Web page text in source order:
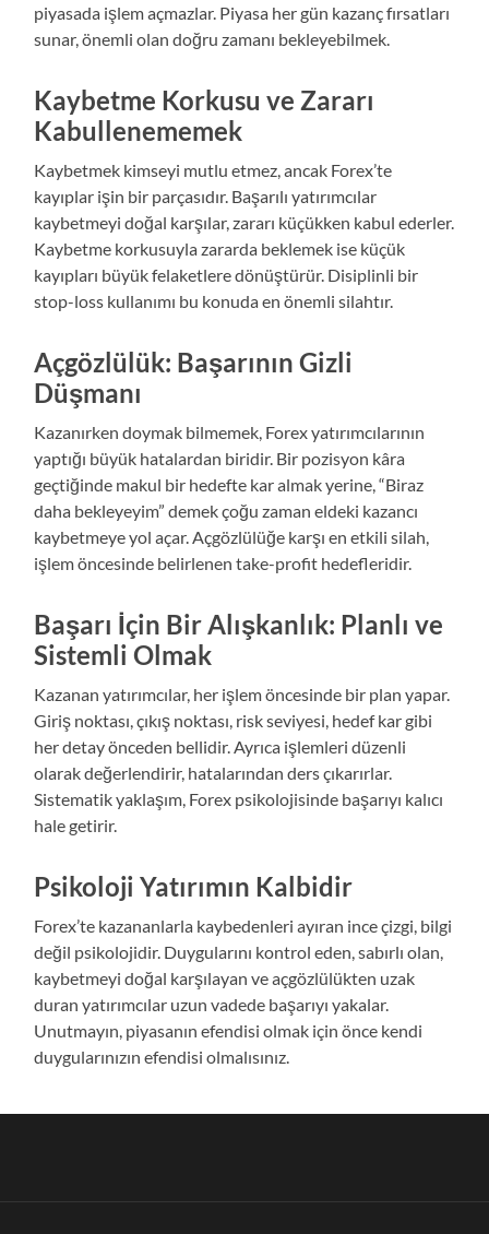
piyasada işlem açmazlar. Piyasa her gün kazanç fırsatları
sunar, önemli olan doğru zamanı bekleyebilmek.
Kaybetme Korkusu ve Zararı
Kabullenememek
Kaybetmek kimseyi mutlu etmez, ancak Forex’te
kayıplar işin bir parçasıdır. Başarılı yatırımcılar
kaybetmeyi doğal karşılar, zararı küçükken kabul ederler.
Kaybetme korkusuyla zararda beklemek ise küçük
kayıpları büyük felaketlere dönüştürür. Disiplinli bir
stop-loss kullanımı bu konuda en önemli silahtır.
Açgözlülük: Başarının Gizli
Düşmanı
Kazanırken doymak bilmemek, Forex yatırımcılarının
yaptığı büyük hatalardan biridir. Bir pozisyon kâra
geçtiğinde makul bir hedefte kar almak yerine, “Biraz
daha bekleyeyim” demek çoğu zaman eldeki kazancı
kaybetmeye yol açar. Açgözlülüğe karşı en etkili silah,
işlem öncesinde belirlenen take-profit hedefleridir.
Başarı İçin Bir Alışkanlık: Planlı ve
Sistemli Olmak
Kazanan yatırımcılar, her işlem öncesinde bir plan yapar.
Giriş noktası, çıkış noktası, risk seviyesi, hedef kar gibi
her detay önceden bellidir. Ayrıca işlemleri düzenli
olarak değerlendirir, hatalarından ders çıkarırlar.
Sistematik yaklaşım, Forex psikolojisinde başarıyı kalıcı
hale getirir.
Psikoloji Yatırımın Kalbidir
Forex’te kazananlarla kaybedenleri ayıran ince çizgi, bilgi
değil psikolojidir. Duygularını kontrol eden, sabırlı olan,
kaybetmeyi doğal karşılayan ve açgözlülükten uzak
duran yatırımcılar uzun vadede başarıyı yakalar.
Unutmayın, piyasanın efendisi olmak için önce kendi
duygularınızın efendisi olmalısınız.